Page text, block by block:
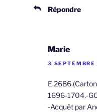
Répondre
Marie
3
1696-1704.-
-Acquêt par